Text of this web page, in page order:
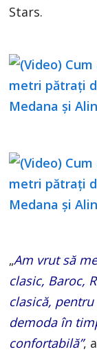
Stars.
„Am vrut să
clasic, Baroc,
clasică,
demoda în
confortabilă”,